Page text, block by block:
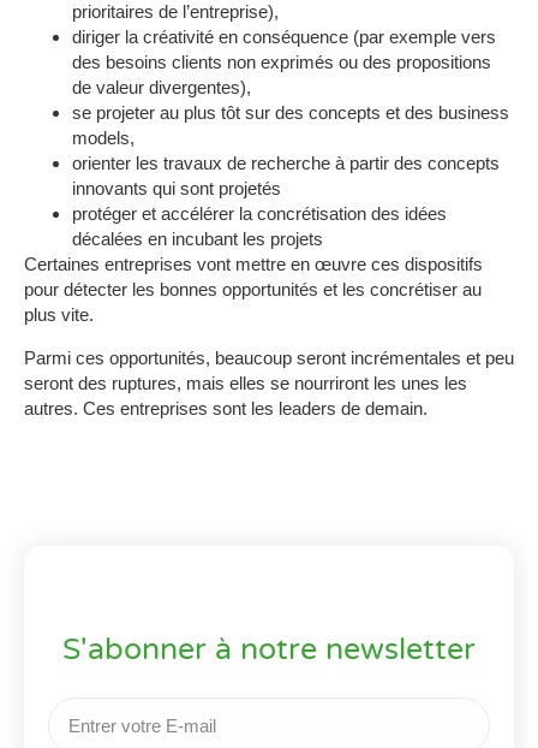
prioritaires de l’entreprise),
diriger la créativité en conséquence (par exemple vers
des besoins clients non exprimés ou des propositions
de valeur divergentes),
se projeter au plus tôt sur des concepts et des business
models,
orienter les travaux de recherche à partir des concepts
innovants qui sont projetés
protéger et accélérer la concrétisation des idées
décalées en incubant les projets
Certaines entreprises vont mettre en œuvre ces dispositifs
pour détecter les bonnes opportunités et les concrétiser au
plus vite.
Parmi ces opportunités, beaucoup seront incrémentales et peu
seront des ruptures, mais elles se nourriront les unes les
autres. Ces entreprises sont les leaders de demain.
S'abonner à notre newsletter